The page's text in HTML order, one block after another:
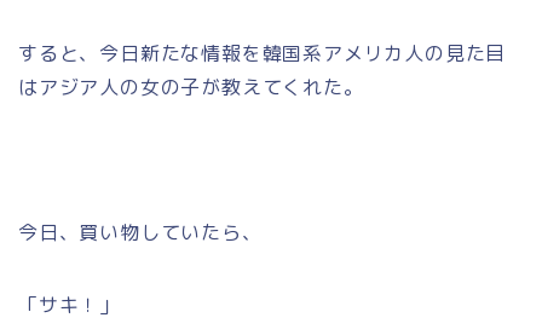
すると、今日新たな情報を韓国系アメリカ人の見た目
はアジア人の女の子が教えてくれた。
今日、買い物していたら、
「サキ！」